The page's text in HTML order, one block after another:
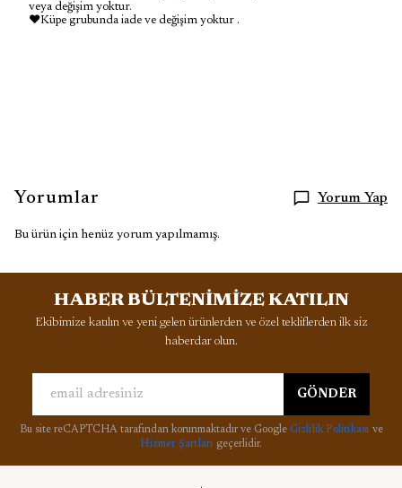
veya değişim yoktur.
♥Küpe grubunda iade ve değişim yoktur .
Yorumlar Yorum Yap
Bu ürün için henüz yorum yapılmamış.
HABER BÜLTENİMİZE KATILIN
Ekibimize katılın ve yeni gelen ürünlerden ve özel tekliflerden ilk siz
haberdar olun.
GÖNDER
Bu site reCAPTCHA tarafından korunmaktadır ve Google Gizlilik Politikası ve
Hizmet Şartları geçerlidir.